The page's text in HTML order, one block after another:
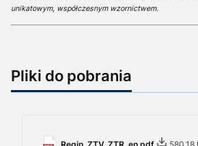
unikatowym, współczesnym wzornictwem.
Pliki do pobrania